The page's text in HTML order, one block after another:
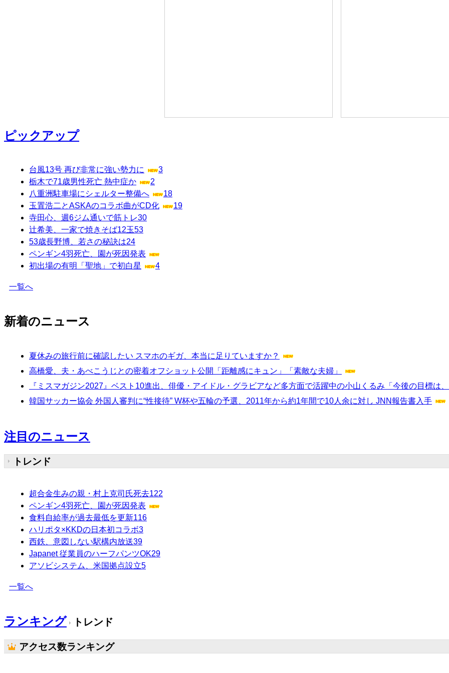
ピックアップ
台風13号 再び非常に強い勢力に
3
栃木で71歳男性死亡 熱中症か
2
八重洲駐車場にシェルター整備へ
18
玉置浩二とASKAのコラボ曲がCD化
19
寺田心、週6ジム通いで筋トレ30
辻希美、一家で焼きそば12玉53
53歳長野博、若さの秘訣は24
ペンギン4羽死亡、園が死因発表
初出場の有明「聖地」で初白星
4
一覧へ
新着のニュース
夏休みの旅行前に確認したい スマホのギガ、本当に足りていますか？
高橋愛、夫・あべこうじとの密着オフショット公開「距離感にキュン」「素敵な夫婦」
『ミスマガジン2027』ベスト10進出、俳優・アイドル・グラビアなど多方面で活躍中の小山くるみ「今後の目標は
韓国サッカー協会 外国人審判に“性接待” W杯や五輪の予選、2011年から約1年間で10人余に対し JNN報告書入手
注目のニュース
トレンド
超合金生みの親・村上克司氏死去122
ペンギン4羽死亡、園が死因発表
食料自給率が過去最低を更新116
ハリポタ×KKDの日本初コラボ3
西鉄、意図しない駅構内放送39
Japanet 従業員のハーフパンツOK29
アソビシステム、米国拠点設立5
一覧へ
ランキング トレンド
アクセス数ランキング